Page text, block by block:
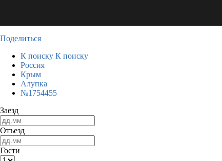
Поделиться
К поиску К поиску
Россия
Крым
Алупка
№1754455
Заезд
Отъезд
Гости